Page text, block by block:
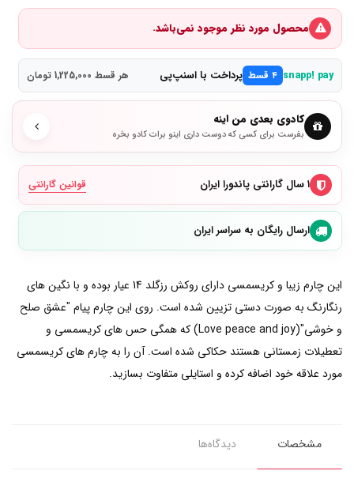
محصول مورد نظر موجود نمی‌باشد.
snapp! pay ۴ قسط پرداخت با اسنپ‌پی هر قسط 1,225,000 تومان
کادوی بعدی من اینه
بفرست برای کسی که دوست داری اینو برات کادو بخره
۱ سال گارانتی پاندورا ایران قوانین گارانتی
ارسال رایگان به سراسر ایران
این چارم زیبا و کریسمسی دارای روکش رزگلد 14 عیار بوده و با نگین های
رنگارنگ به صورت دستی تزیین شده است. روی این چارم پیام "عشق صلح
و خوشی"(Love peace and joy) که همگی حس های کریسمسی و
تعطیلات زمستانی هستند حکاکی شده است. آن را به چارم های کریسمسی
مورد علاقه خود اضافه کرده و استایلی متفاوت بسازید.
مشخصات دیدگاه‌ها